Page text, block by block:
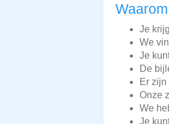
Je
We
Je
De
Er
Onze
We
Je